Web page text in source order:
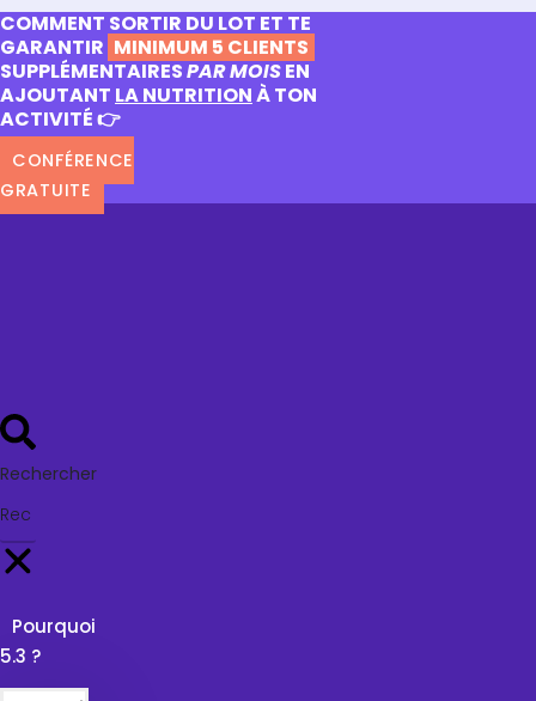
COMMENT SORTIR DU LOT ET TE
GARANTIR MINIMUM 5 CLIENTS
SUPPLÉMENTAIRESPAR MOISEN
AJOUTANT LA NUTRITIONÀ TON
ACTIVITÉ 👉
CONFÉRENCE
GRATUITE
Rechercher
Pourquoi
5.3 ?